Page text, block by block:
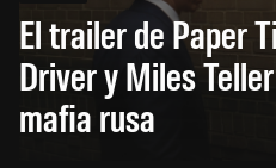
El trailer de Paper
Driver y Miles
mafia rusa